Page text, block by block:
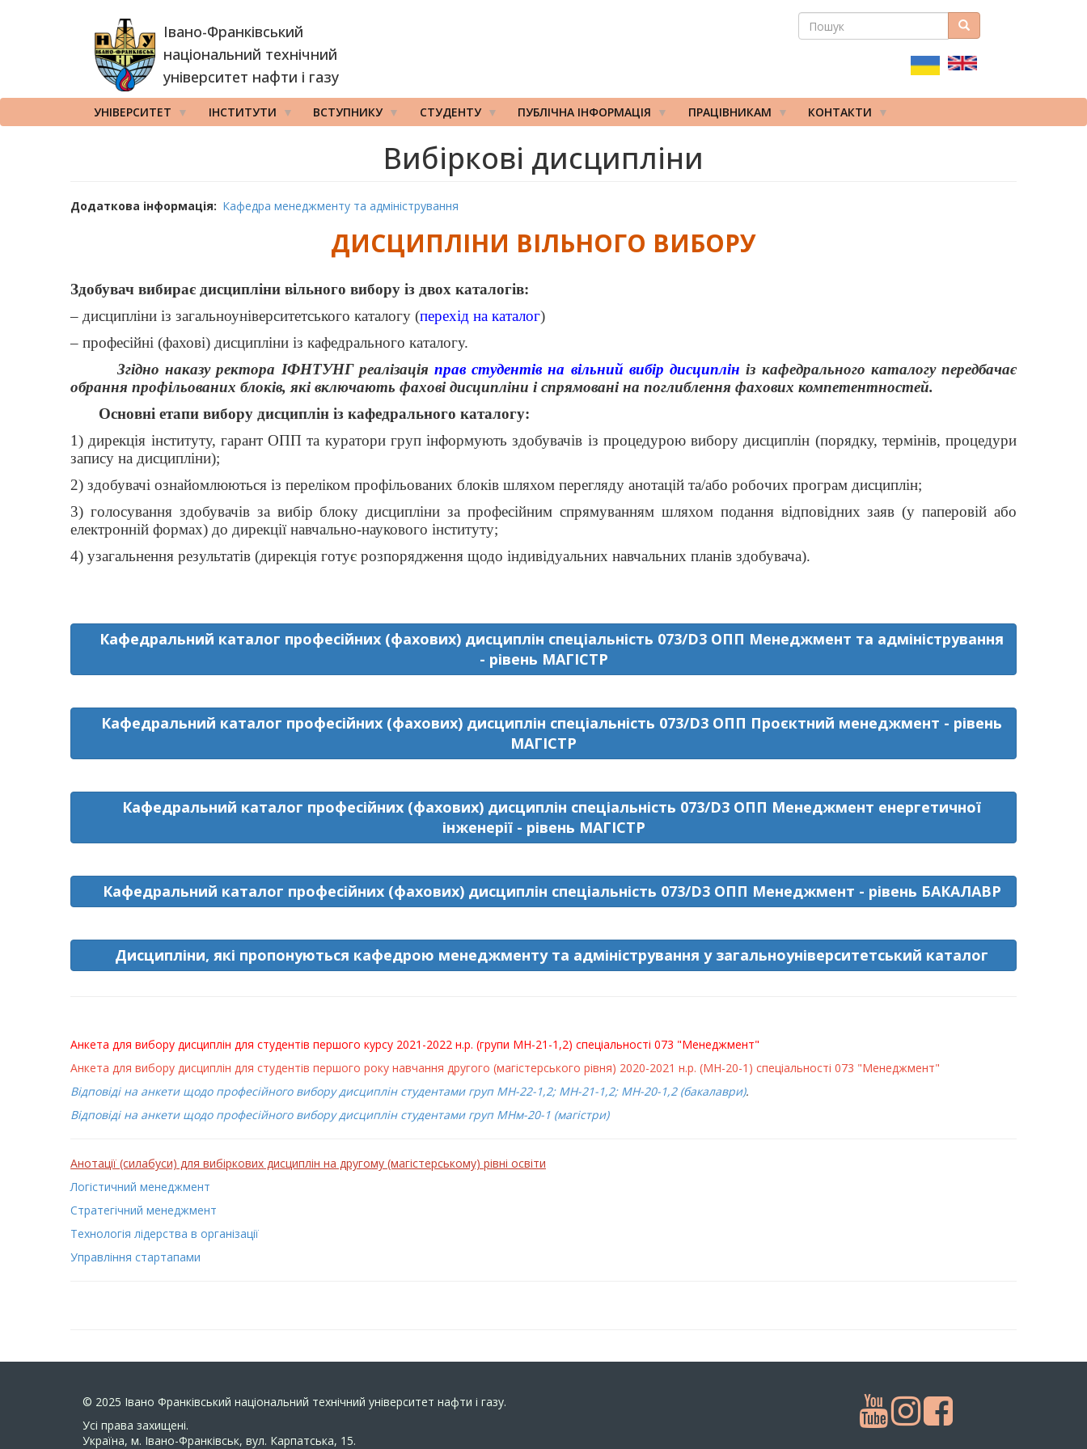
Івано-Франківський
національний технічний
університет нафти і газу
ПОШУКОВА
ПОШУК Пошук
УНІВЕРСИТЕТ ІНСТИТУТИ ВСТУПНИКУ СТУДЕНТУ ПУБЛІЧНА ІНФОРМАЦІЯ ПРАЦІВНИКАМ КОНТАКТИ
Вибіркові дисципліни
Додаткова інформація Кафедра менеджменту та адміністрування
ДИСЦИПЛІНИ ВІЛЬНОГО ВИБОРУ
Здобувач вибирає дисципліни вільного вибору із двох каталогів:
– дисципліни із загальноуніверситетського каталогу (перехід на каталог)
– професійні (фахові) дисципліни із кафедрального каталогу.
Згідно наказу ректора ІФНТУНГ реалізація прав студентів на вільний вибір дисциплін із кафедрального каталогу передбачає
обрання профільованих блоків, які включають фахові дисципліни і спрямовані на поглиблення фахових компетентностей.
Основні етапи вибору дисциплін із кафедрального каталогу:
1) дирекція інституту, гарант ОПП та куратори груп інформують здобувачів із процедурою вибору дисциплін (порядку, термінів, процедури
запису на дисципліни);
2) здобувачі ознайомлюються із переліком профільованих блоків шляхом перегляду анотацій та/або робочих програм дисциплін;
3) голосування здобувачів за вибір блоку дисципліни за професійним спрямуванням шляхом подання відповідних заяв (у паперовій або
електронній формах) до дирекції навчально-наукового інституту;
4) узагальнення результатів (дирекція готує розпорядження щодо індивідуальних навчальних планів здобувача).
Кафедральний каталог професійних (фахових) дисциплін спеціальність 073/D3 ОПП Менеджмент та адміністрування
- рівень МАГІСТР
Кафедральний каталог професійних (фахових) дисциплін спеціальність 073/D3 ОПП Проєктний менеджмент - рівень
МАГІСТР
Кафедральний каталог професійних (фахових) дисциплін спеціальність 073/D3 ОПП Менеджмент енергетичної
інженерії - рівень МАГІСТР
Кафедральний каталог професійних (фахових) дисциплін спеціальність 073/D3 ОПП Менеджмент - рівень БАКАЛАВР
Дисципліни, які пропонуються кафедрою менеджменту та адміністрування у загальноуніверситетський каталог
Анкета для вибору дисциплін для студентів першого курсу 2021-2022 н.р. (групи МН-21-1,2) спеціальності 073 "Менеджмент"
Анкета для вибору дисциплін для студентів першого року навчання другого (магістерського рівня) 2020-2021 н.р. (МН-20-1) спеціальності 073 "Менеджмент"
Відповіді на анкети щодо професійного вибору дисциплін студентами груп МН-22-1,2; МН-21-1,2; МН-20-1,2 (бакалаври).
Відповіді на анкети щодо професійного вибору дисциплін студентами груп МНм-20-1 (магістри)
Анотації (силабуси) для вибіркових дисциплін на другому (магістерському) рівні освіти
Логістичний менеджмент
Стратегічний менеджмент
Технологія лідерства в організації
Управління стартапами
© 2025 Івано Франківський національний технічний університет нафти і газу.
Усi права захищенi.
Україна, м. Івано-Франківськ, вул. Карпатська, 15.